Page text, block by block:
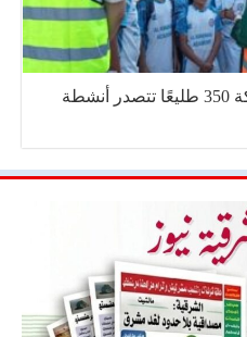
ورش مكافحة الإدمان بمشاركة 350 طليعًا تتصدر أنشطة